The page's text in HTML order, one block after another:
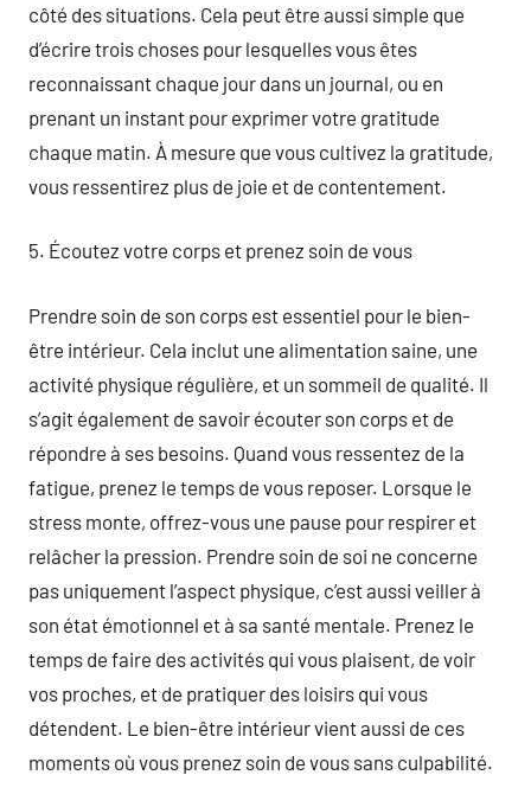
côté des situations. Cela peut être aussi simple que
d’écrire trois choses pour lesquelles vous êtes
reconnaissant chaque jour dans un journal, ou en
prenant un instant pour exprimer votre gratitude
chaque matin. À mesure que vous cultivez la gratitude,
vous ressentirez plus de joie et de contentement.
5. Écoutez votre corps et prenez soin de vous
Prendre soin de son corps est essentiel pour le bien-
être intérieur. Cela inclut une alimentation saine, une
activité physique régulière, et un sommeil de qualité. Il
s’agit également de savoir écouter son corps et de
répondre à ses besoins. Quand vous ressentez de la
fatigue, prenez le temps de vous reposer. Lorsque le
stress monte, offrez-vous une pause pour respirer et
relâcher la pression. Prendre soin de soi ne concerne
pas uniquement l’aspect physique, c’est aussi veiller à
son état émotionnel et à sa santé mentale. Prenez le
temps de faire des activités qui vous plaisent, de voir
vos proches, et de pratiquer des loisirs qui vous
détendent. Le bien-être intérieur vient aussi de ces
moments où vous prenez soin de vous sans culpabilité.